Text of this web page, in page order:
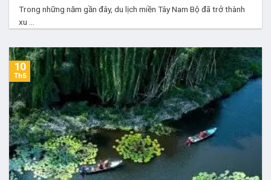
Trong những năm gần đây, du lịch miền Tây Nam Bộ đã trở thành
xu ...
10
Th5